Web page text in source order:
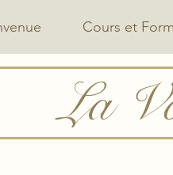
Cours et
La